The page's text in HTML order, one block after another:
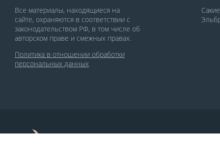
Все материалы, находящиеся на
сайте, охраняются в соответствии с
законодательством РФ, в том числе об
авторском праве и смежных правах.
Политика в отношении обработки
персональных данных